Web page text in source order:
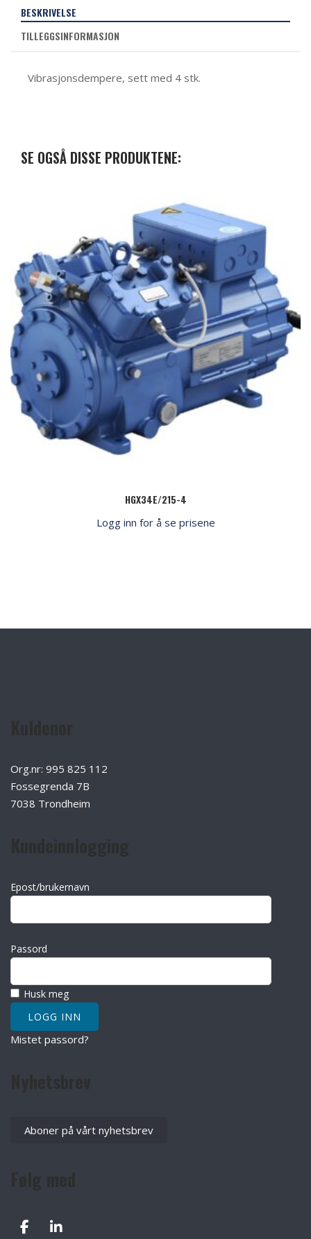
BESKRIVELSE
TILLEGGSINFORMASJON
Vibrasjonsdempere, sett med 4 stk.
SE OGSÅ DISSE PRODUKTENE:
HGX34E/215-4
Logg inn for å se prisene
Org.nr: 995 825 112
Fossegrenda 7B
7038 Trondheim
Epost/brukernavn
Passord
Husk meg
Mistet passord?
Aboner på vårt nyhetsbrev